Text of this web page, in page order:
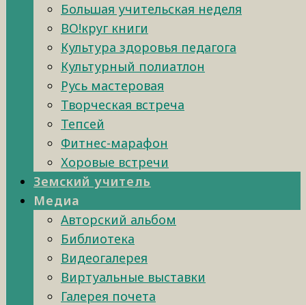
Большая учительская неделя
ВО!круг книги
Культура здоровья педагога
Культурный полиатлон
Русь мастеровая
Творческая встреча
Тепсей
Фитнес-марафон
Хоровые встречи
Земский учитель
Медиа
Авторский альбом
Библиотека
Видеогалерея
Виртуальные выставки
Галерея почета